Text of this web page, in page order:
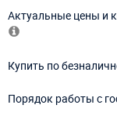
Актуальные цены и
Купить по
Порядок работы с